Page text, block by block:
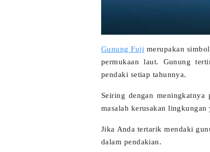
Gunung Fuji merupakan
permukaan laut. Gunung
pendaki setiap tahunnya.
Seiring dengan
masalah kerusakan lingkungan
Jika Anda tertarik mendaki
dalam pendakian.